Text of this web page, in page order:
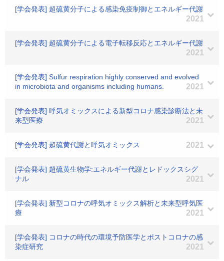
[学会発表] 超硫黄分子による感染免疫制御とエネルギー代謝
2021
[学会発表] 超硫黄分子による電子転移反応とエネルギー代謝
2021
[学会発表] Sulfur respiration highly conserved and evolved
in microbiota and organisms including humans.
2021
[学会発表] 呼気オミックスによる新型コロナ感染診断法と未
来型医療
2021
[学会発表] 超硫黄代謝と呼気オミックス 2021
[学会発表] 超硫黄生物学:エネルギー代謝とレドックスシグ
ナル
2021
[学会発表] 新型コロナの呼気オミックス解析と未来型呼気医
療
2021
[学会発表] コロナの時代の環境予防医学とポストコロナの感
染症研究
2021